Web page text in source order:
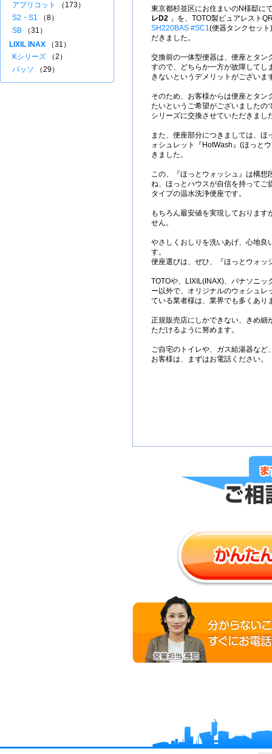
東京都杉並区にお住まいのN様邸に
レD2 」を、TOTO製ピュアレスト
SH220BAS #SC1(便器タンクセッ
だきました。
交換前の一体型便器は、便座とタン
すので、どちらか一方が故障してし
きないというデメリットがございま
そのため、お客様からは便座とタン
たいというご希望がございましたの
シリーズに交換させていただきまし
また、便座部分につきましては、ほ
ォシュレット『HotWash』(ほっと
きました。
この、『ほっとウォッシュ』は構想
ね、ほっとハウスが自信を持ってご
タイプの温水洗浄便座です。
もちろん最安値を実現しております
せん。
やさしくおしりを洗いあげ、心地良
す。
便座選びは、ぜひ、『ほっとウォッ
TOTOや、LIXIL(INAX)、パナソニッ
ー以外で、オリジナルのウォシュレ
ている業者様は、業界でも多くあり
正規販売店にしかできない、きめ細
ただけるように努めます。
ご自宅のトイレや、ガス給湯器など
お客様は、まずはお電話ください。
アプリコット
（173）
S2・S1 （8）
SB （31）
LIXIL INAX （31）
Kシリーズ （2）
パッソ （29）